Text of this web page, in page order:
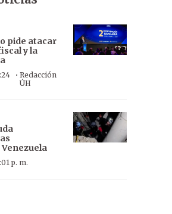
pide atacar
y la
· Redacción
ÚH
p. m.